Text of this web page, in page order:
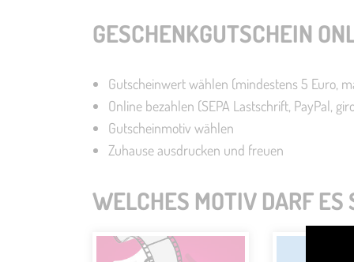
GESCHENKGUTSCHEIN
Gutscheinwert wählen (mindestens 5 Euro,
Online bezahlen (SEPA Lastschrift, PayPal,
Gutscheinmotiv wählen
Zuhause ausdrucken und freuen
WELCHES MOTIV DARF ES